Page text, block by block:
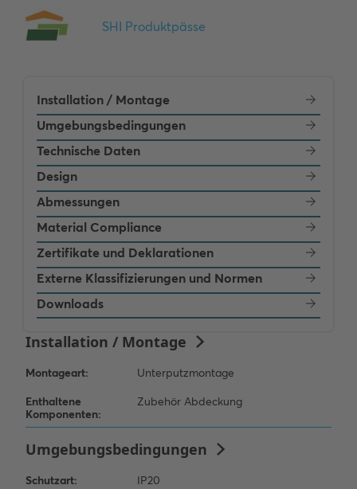
Installation / Montage
Umgebungsbedingungen
Technische Daten
Design
Abmessungen
Material Compliance
Zertifikate und Deklarationen
Externe Klassifizierungen und Normen
Downloads